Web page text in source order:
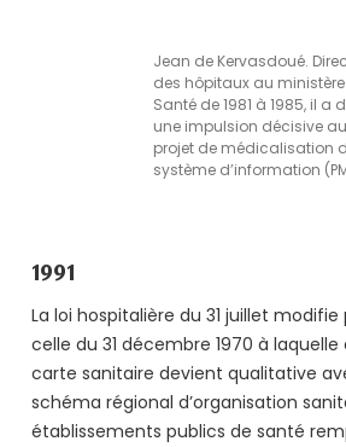
Jean de Kervasdoué.
des hôpitaux au
Santé de 1981 à 1985, il a
une impulsion décisive au
projet de médicalisation
système d’information
1991
La loi hospitalière du 31 juillet
celle du 31 décembre 1970 à laquelle
carte sanitaire devient qualitative
schéma régional d’organisation
établissements publics de santé